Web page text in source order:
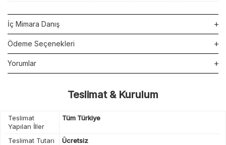
İç Mimara Danış
Ödeme Seçenekleri
Yorumlar
Teslimat & Kurulum
Teslimat
Yapılan İller
Tüm Türkiye
Teslimat Tutarı
Ücretsiz